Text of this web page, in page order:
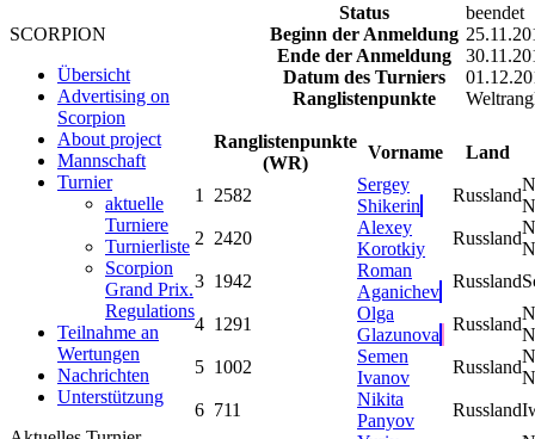
SCORPION
Übersicht
Advertising on
Scorpion
About project
Mannschaft
Turnier
aktuelle
Turniere
Turnierliste
Scorpion
Grand Prix.
Regulations
Teilnahme an
Wertungen
Nachrichten
Unterstützung
Status
beendet
Beginn der Anmeldung
Ende der Anmeldung
Datum des Turniers
Ranglistenpunkte
Ranglistenpunkte
(WR)
Vorname Land
1 2582
Sergey
Shikerin
Russland
2 2420
Alexey
Korotkiy
Russland
3 1942
Roman
Aganichev
Russland
4 1291
Olga
Glazunova
Russland
5 1002
Semen
Ivanov
Russland
6 711
Nikita
Panyov
Russland